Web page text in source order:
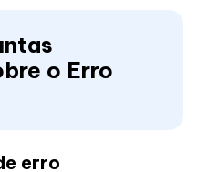
o Erro
erro